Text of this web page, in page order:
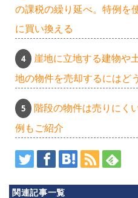
の課税の繰り延べ。特例を
に買い換える
崖地に立地する建物や
地の物件を売却するにはど
階段の物件は売りにく
例もご紹介
関連記事一覧